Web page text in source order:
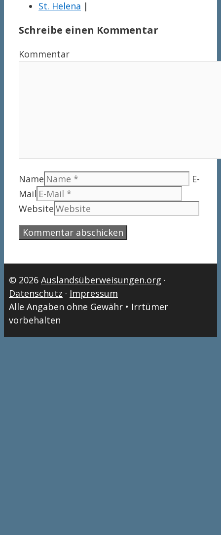
St. Helena |
Schreibe einen Kommentar
Kommentar
Name
E-
Mail
Website
© 2026 Auslandsüberweisungen.org ·
Datenschutz · Impressum
Alle Angaben ohne Gewähr • Irrtümer
vorbehalten